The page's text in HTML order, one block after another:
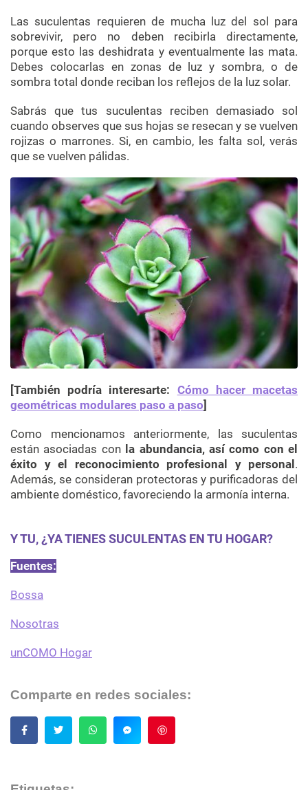
Las suculentas requieren de mucha luz del sol para
sobrevivir, pero no deben recibirla directamente,
porque esto las deshidrata y eventualmente las mata.
Debes colocarlas en zonas de luz y sombra, o de
sombra total donde reciban los reflejos de la luz solar.
Sabrás que tus suculentas reciben demasiado sol
cuando observes que sus hojas se resecan y se vuelven
rojizas o marrones. Si, en cambio, les falta sol, verás
que se vuelven pálidas.
[También podría interesarte: Cómo hacer macetas
geométricas modulares paso a paso]
Como mencionamos anteriormente, las suculentas
están asociadas con la abundancia, así como con el
éxito y el reconocimiento profesional y personal .
Además, se consideran protectoras y purificadoras del
ambiente doméstico, favoreciendo la armonía interna.
Y TU, ¿YA TIENES SUCULENTAS EN TU HOGAR?
Fuentes:
Bossa
Nosotras
unCOMO Hogar
Comparte en redes sociales: